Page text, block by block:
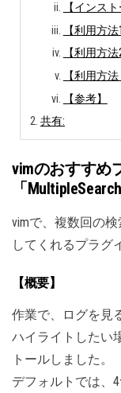
【インスト
【利用方法
【利用方法
【利用方法
【参考】
共有:
vimのおすすめ
「
vimで、複数回の
してくれるプラグ
【概要】
作業で、ログを見
ハイライトしたい
トールしました。
デフォルトでは、